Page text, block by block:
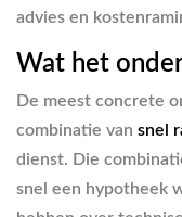
advies en
Wat het
De meest concrete
combinatie van snel
dienst. Die
snel een hypotheek